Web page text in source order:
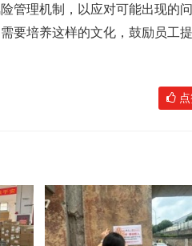
管理机制，以应对可能出现的问
要培养这样的文化，鼓励员工